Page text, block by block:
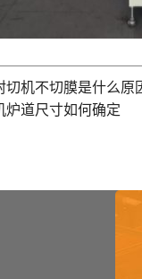
机不切膜是什么原
炉道尺寸如何确定